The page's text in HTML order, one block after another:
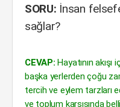
SORU: İnsan
sağlar?
CEVAP: Hayatının akışı
başka yerlerden çoğu
tercih ve eylem tarzları
ve toplum karşısında